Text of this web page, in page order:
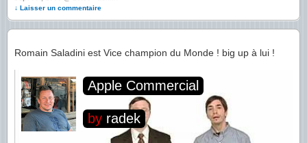
↓ Laisser un commentaire
Romain Saladini est Vice champion du Monde ! big up à lui !